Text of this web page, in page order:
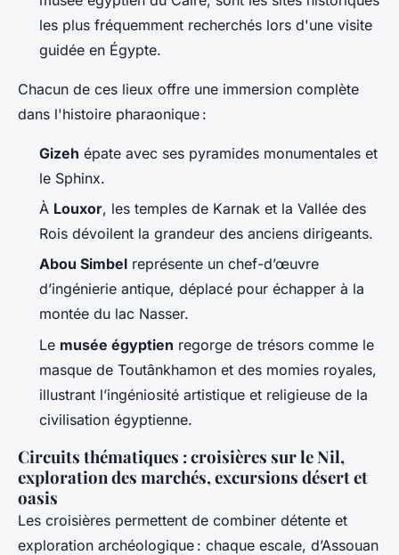
les plus fréquemment recherchés lors d'une visite
guidée en Égypte.
Chacun de ces lieux offre une immersion complète
dans l'histoire pharaonique :
Gizeh épate avec ses pyramides monumentales et
le Sphinx.
À Louxor, les temples de Karnak et la Vallée des
Rois dévoilent la grandeur des anciens dirigeants.
Abou Simbel représente un chef-d’œuvre
d’ingénierie antique, déplacé pour échapper à la
montée du lac Nasser.
Le musée égyptien regorge de trésors comme le
masque de Toutânkhamon et des momies royales,
illustrant l’ingéniosité artistique et religieuse de la
civilisation égyptienne.
Circuits thématiques : croisières sur le Nil,
exploration des marchés, excursions désert et
oasis
Les croisières permettent de combiner détente et
exploration archéologique : chaque escale, d’Assouan